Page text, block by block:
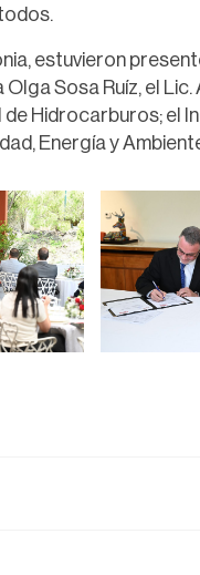
estuvieron
Olga Sosa Ruíz, el
de Hidrocarburos; el
Energía y